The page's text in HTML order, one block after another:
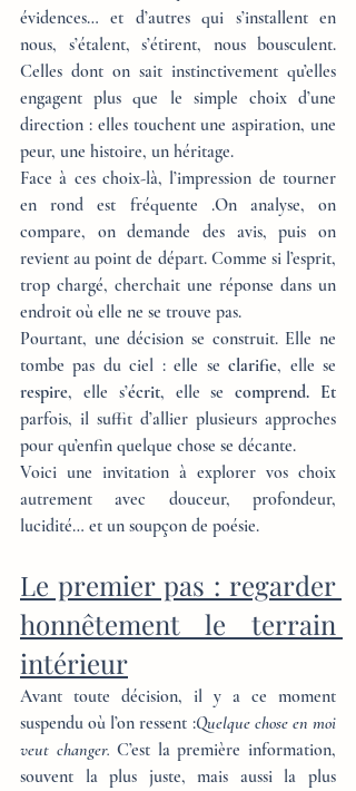
évidences… et d’autres qui s’installent en
nous, s’étalent, s’étirent, nous bousculent.
Celles dont on sait instinctivement qu’elles
engagent plus que le simple choix d’une
direction : elles touchent une aspiration, une
peur, une histoire, un héritage.
Face à ces choix-là, l’impression de tourner
en rond est fréquente .On analyse, on
compare, on demande des avis, puis on
revient au point de départ. Comme si l’esprit,
trop chargé, cherchait une réponse dans un
endroit où elle ne se trouve pas.
Pourtant, une décision se construit. Elle ne
tombe pas du ciel : elle se clarifie
respire, elle s’écrit, elle se comprend. Et
parfois, il suffit d’allier plusieurs approches
pour qu’enfin quelque chose se décante.
Voici une invitation à explorer vos choix
autrement avec douceur, profondeur,
lucidité… et un soupçon de poésie.
Le premier pas : regarder
honnêtement le terrain
intérieur
Avant toute décision, il y a ce moment
suspendu où l’on ressent :Quelque chose en moi
veut changer. C’est la première information,
souvent la plus juste, mais aussi la plus